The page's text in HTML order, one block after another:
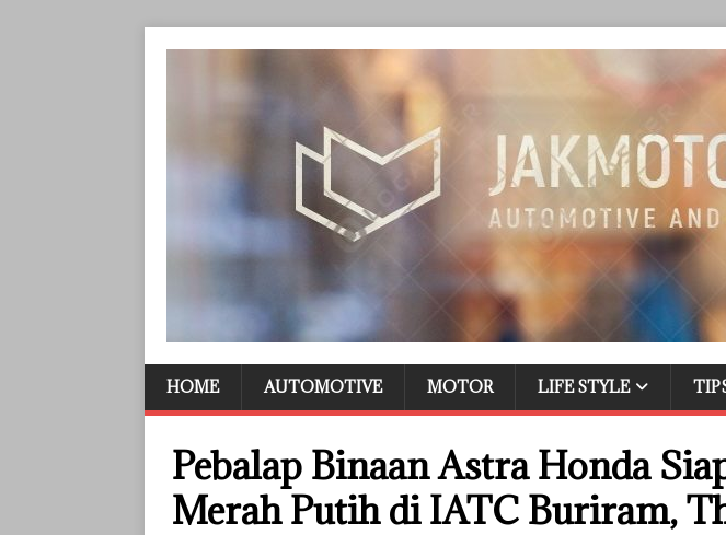
HOME AUTOMOTIVE MOTOR LIFE STYLE
Pebalap Binaan Astra Honda
Merah Putih di IATC Buriram,